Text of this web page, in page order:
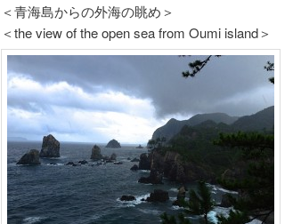
＜青海島からの外海の眺め＞
＜the view of the open sea from Oumi island＞